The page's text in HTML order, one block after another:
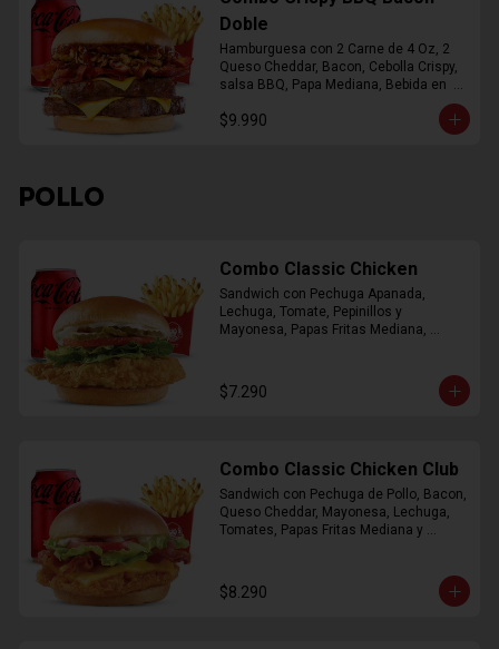
Doble
Hamburguesa con 2 Carne de 4 Oz, 2
Queso Cheddar, Bacon, Cebolla Crispy,
salsa BBQ, Papa Mediana, Bebida en
$9.990
POLLO
Combo Classic Chicken
Sandwich con Pechuga Apanada,
Lechuga, Tomate, Pepinillos y
Mayonesa, Papas Fritas Mediana,
$7.290
Combo Classic Chicken Club
Sandwich con Pechuga de Pollo, Bacon,
Queso Cheddar, Mayonesa, Lechuga,
Tomates, Papas Fritas Mediana y
$8.290